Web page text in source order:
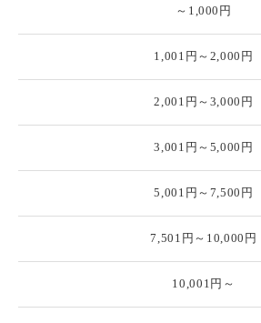
～1,000円
1,001円～2,000円
2,001円～3,000円
3,001円～5,000円
5,001円～7,500円
7,501円～10,000円
10,001円～